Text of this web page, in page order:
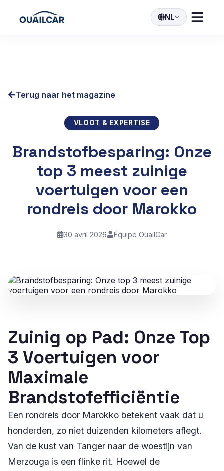
NL
Terug naar het magazine
VLOOT & EXPERTISE
Brandstofbesparing: Onze
top 3 meest zuinige
voertuigen voor een
rondreis door Marokko
30 avril 2026 Équipe OuailCar
Zuinig op Pad: Onze Top
3 Voertuigen voor
Maximale
Brandstofefficiëntie
Een rondreis door Marokko betekent vaak dat u
honderden, zo niet duizenden kilometers aflegt.
Van de kust van Tanger naar de woestijn van
Merzouga is een flinke rit. Hoewel de